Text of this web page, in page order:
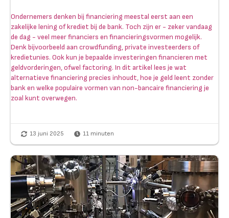
Ondernemers denken bij financiering meestal eerst aan een
zakelijke lening of krediet bij de bank. Toch zijn er - zeker vandaag
de dag - veel meer financiers en financieringsvormen mogelijk.
Denk bijvoorbeeld aan crowdfunding, private investeerders of
kredietunies. Ook kun je bepaalde investeringen financieren met
geldvorderingen, ofwel factoring. In dit artikel lees je wat
alternatieve financiering precies inhoudt, hoe je geld leent zonder
bank en welke populaire vormen van non-bancaire financiering je
zoal kunt overwegen.
13 juni 2025 11 minuten